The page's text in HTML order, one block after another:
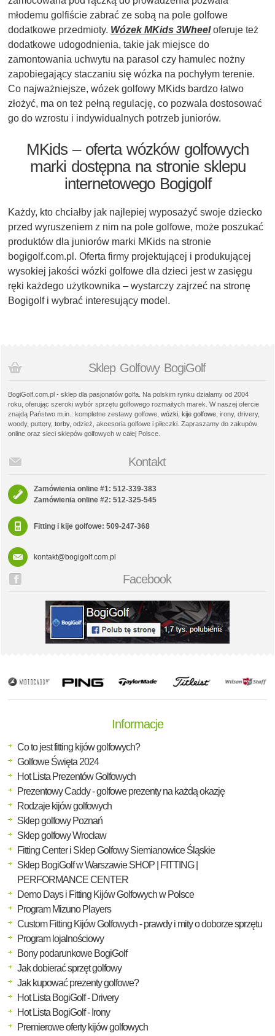
młodemu golfiście zabrać ze sobą na pole golfowe
dodatkowe przedmioty. Wózek MKids 3Wheeloferuje też
dodatkowe udogodnienia, takie jak miejsce do
zamontowania uchwytu na parasol czy hamulec nożny
zapobiegający staczaniu się wózka na pochyłym terenie.
Co najważniejsze, wózek golfowy MKids bardzo łatwo
złożyć, ma on też pełną regulację, co pozwala dostosować
go do wzrostu i indywidualnych potrzeb juniorów.
MKids – oferta wózków golfowych
marki dostępna na stronie sklepu
internetowego Bogigolf
Każdy, kto chciałby jak najlepiej wyposażyć swoje dziecko
przed wyruszeniem z nim na pole golfowe, może poszukać
produktów dla juniorów marki MKids na stronie
bogigolf.com.pl. Oferta firmy projektującej i produkującej
wysokiej jakości wózki golfowe dla dzieci jest w zasięgu
ręki każdego użytkownika – wystarczy zajrzeć na stronę
Bogigolf i wybrać interesujący model.
Sklep Golfowy BogiGolf
BogiGolf.com.pl - sklep dla pasjonatów golfa. Na polskim rynku działamy od 2004
roku, oferując szeroki wybór sprzętu golfowego rozmaitych marek. W naszej ofercie
znajdą Państwo m.in.: kompletne zestawy golfowe, wózki kije golfowe , irony, drivery,
woody, puttery, torby, odzież, akcesoria golfowe i piłeczki. Zapraszamy do zakupów
online oraz sieci sklepów golfowych w całej Polsce.
Kontakt
Zamówienia online #1: 512-339-383
Zamówienia online #2: 512-325-545
Fitting i kije golfowe: 509-247-368
kontakt@bogigolf.com.pl
Facebook
Informacje
Co to jest fitting kijów golfowych?
Golfowe Święta 2024
Hot Lista Prezentów Golfowych
Prezentowy Caddy - golfowe prezenty na każdą okazję
Rodzaje kijów golfowych
Sklep golfowy Poznań
Sklep golfowy Wrocław
Fitting Center i Sklep Golfowy Siemianowice Śląskie
Sklep BogiGolf w Warszawie SHOP | FITTING |
PERFORMANCE CENTER
Demo Days i Fitting Kijów Golfowych w Polsce
Program Mizuno Players
Custom Fitting Kijów Golfowych - prawdy i mity o doborze sprzętu
Program lojalnościowy
Bony podarunkowe BogiGolf
Jak dobierać sprzęt golfowy
Jak kupować prezenty golfowe?
Hot Lista BogiGolf - Drivery
Hot Lista BogiGolf - Irony
Premierowe oferty kijów golfowych